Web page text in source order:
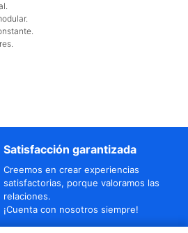
Satisfacción garantizada
Creemos en crear experiencias
satisfactorias, porque valoramos las
relaciones.
¡Cuenta con nosotros siempre!